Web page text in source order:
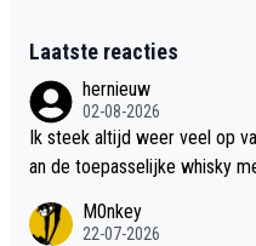
Laatste reacties
hernieuw
02-08-2026
Ik steek altijd weer veel op
an de toepasselijke whisky
M0nkey
22-07-2026